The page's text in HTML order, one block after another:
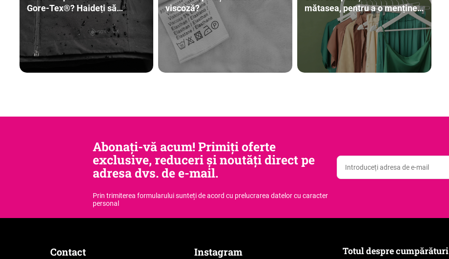
Gore-Tex®? Haideți să
vedem.
viscoză?
mătasea, pentru a o menține
frumoasă ani de zile
Abonați-vă acum! Primiți oferte
exclusive, reduceri și noutăți direct pe
adresa dvs. de e-mail.
Prin trimiterea formularului sunteți de acord cu prelucrarea datelor cu caracter
personal
Contact Instagram Totul despre cumpărături